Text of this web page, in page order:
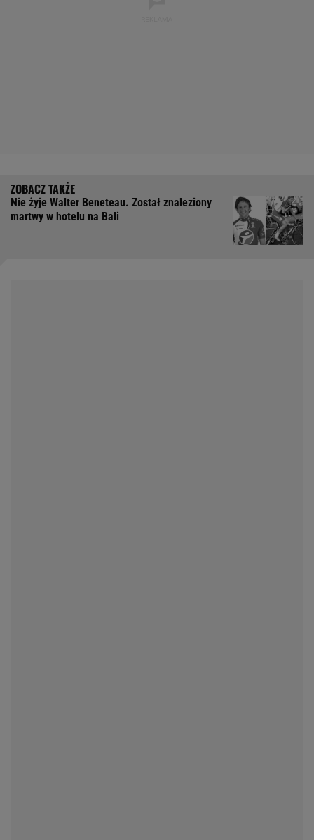
Nie żyje Walter Beneteau. Został znaleziony
martwy w hotelu na Bali